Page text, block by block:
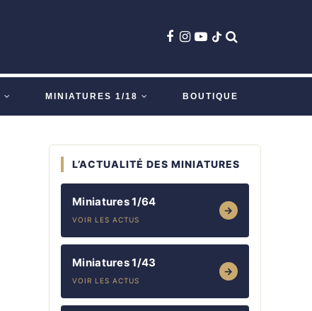
MINIATURES 1/18 BOUTIQUE
L’ACTUALITÉ DES MINIATURES
Miniatures 1/64
VOIR LES ACTUS
→
Miniatures 1/43
VOIR LES ACTUS
→